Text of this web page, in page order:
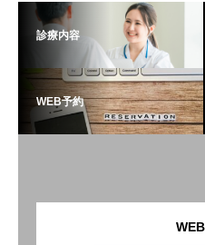
診療内容
WEB予約